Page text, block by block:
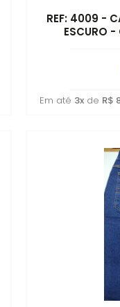
REF: 4009 -
ESCURO
Em até 3x de R$